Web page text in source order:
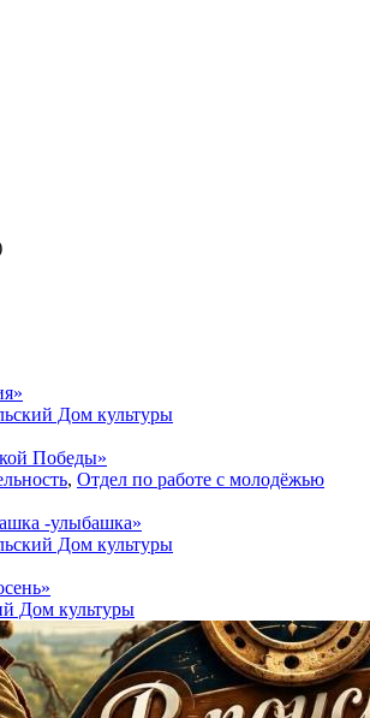
Дом культуры
Победы»
, Отдел по работе с молодёжью
-улыбашка»
Дом культуры
Дом культуры